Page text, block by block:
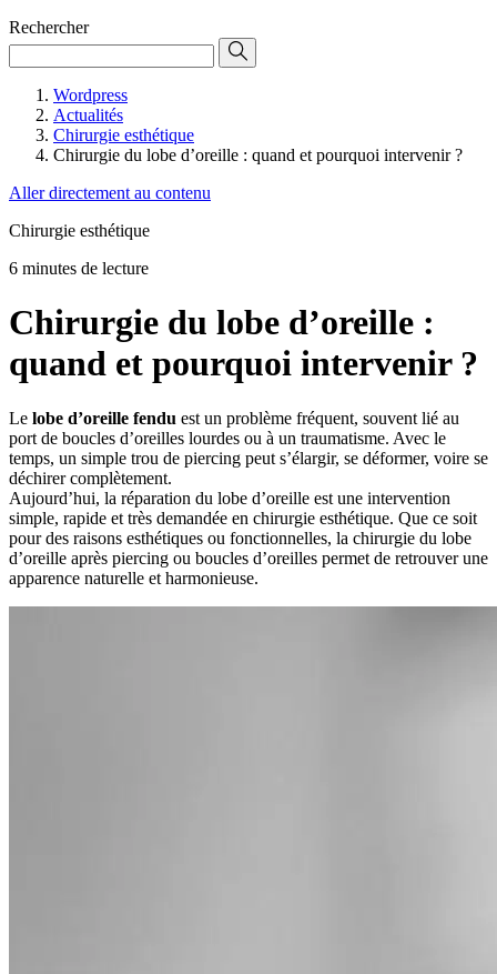
Rechercher
Wordpress
Actualités
Chirurgie esthétique
Chirurgie du lobe d’oreille : quand et pourquoi intervenir ?
Aller directement au contenu
Chirurgie esthétique
6 minutes de lecture
Chirurgie du lobe d’oreille :
quand et pourquoi intervenir ?
Le lobe d’oreille fendu est un problème fréquent, souvent lié au
port de boucles d’oreilles lourdes ou à un traumatisme. Avec le
temps, un simple trou de piercing peut s’élargir, se déformer, voire se
déchirer complètement.
Aujourd’hui, la réparation du lobe d’oreille est une intervention
simple, rapide et très demandée en chirurgie esthétique. Que ce soit
pour des raisons esthétiques ou fonctionnelles, la chirurgie du lobe
d’oreille après piercing ou boucles d’oreilles permet de retrouver une
apparence naturelle et harmonieuse.